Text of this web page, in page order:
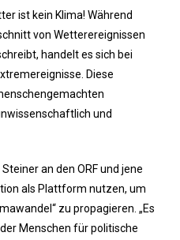
ist kein Klima! Während
von Wetterereignissen
handelt es sich bei
Diese
und
an den ORF und jene
als Plattform nutzen, um
zu propagieren. „Es
Menschen für politische